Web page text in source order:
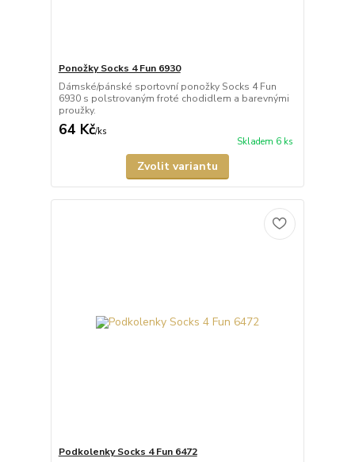
Ponožky Socks 4 Fun 6930
Dámské/pánské sportovní ponožky Socks 4 Fun
6930 s polstrovaným froté chodidlem a barevnými
proužky.
64 Kč/ks
Skladem 6 ks
Zvolit variantu
Podkolenky Socks 4 Fun 6472